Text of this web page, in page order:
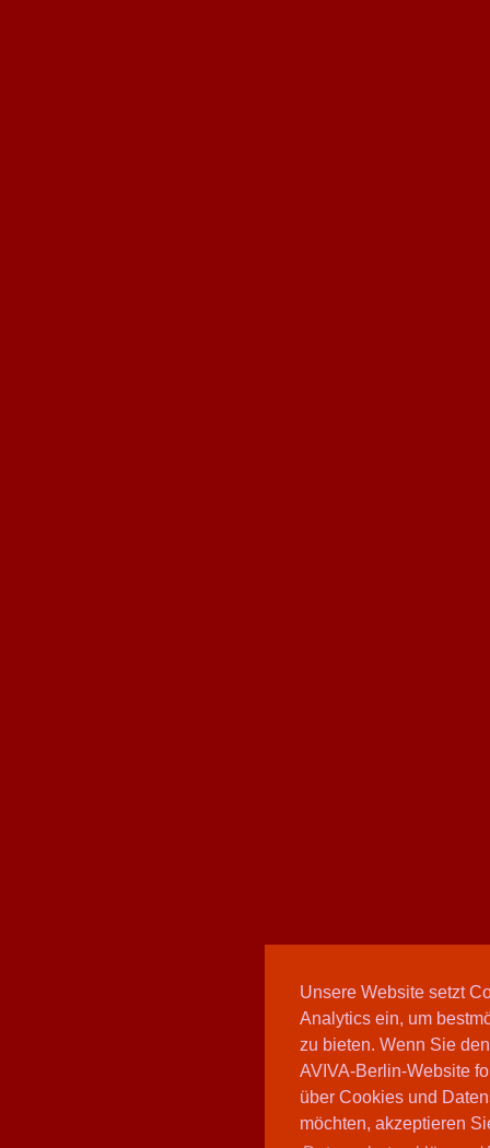
Unsere Website setzt
Analytics ein, um
zu bieten. Wenn Sie
AVIVA-Berlin-Website
über Cookies und
möchten, akzeptieren